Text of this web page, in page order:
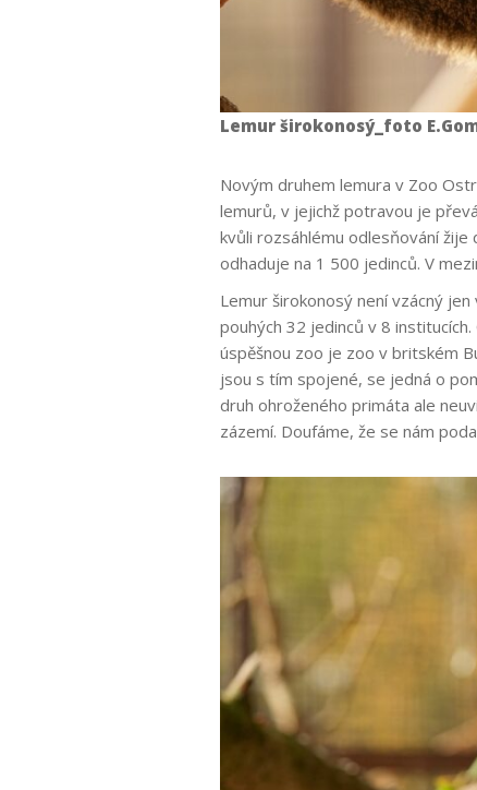
Lemur širokonosý_foto
Novým druhem lemura v Zoo
lemurů, v jejichž potravou je
kvůli rozsáhlému odlesňování žije
odhaduje na 1 500 jedinců. V
Lemur širokonosý není vzácný
pouhých 32 jedinců v 8
úspěšnou zoo je zoo v britském
jsou s tím spojené, se jedná o
druh ohroženého primáta ale
zázemí. Doufáme, že se nám